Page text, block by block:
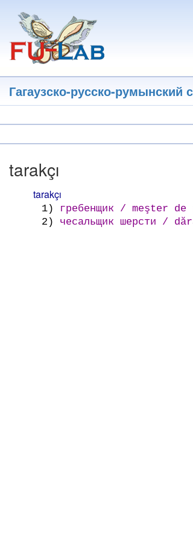
основному
содержанию
Гагаузско-русско-румынский
tarakçı
tarakçı
1)
гребенщик / meşter
2)
чесальщик шерсти /